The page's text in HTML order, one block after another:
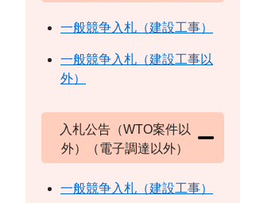
一般競争入札（建設工事）
一般競争入札（建設工事以
外）
入札公告（WTO案件以
外）（電子調達以外）
一般競争入札（建設工事）